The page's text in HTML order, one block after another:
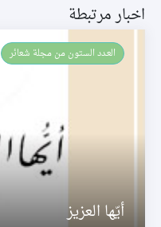
اخبار مرتبطة
العـدد الستون من مجلة شعائر
أيّها العزيز